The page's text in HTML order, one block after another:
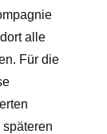
alle
Für die